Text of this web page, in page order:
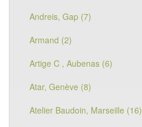
Andreis, Gap (7)
Armand (2)
Artige C , Aubenas (6)
Atar, Genève (8)
Atelier Baudoin, Marseille (16)